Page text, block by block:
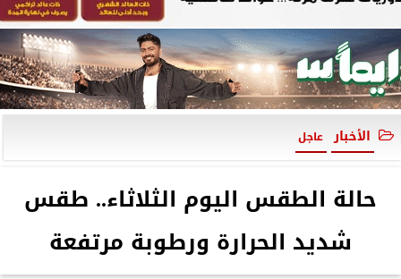
الأخبار عاجل
حالة الطقس اليوم الثلاثاء.. طقس
شديد الحرارة ورطوبة مرتفعة